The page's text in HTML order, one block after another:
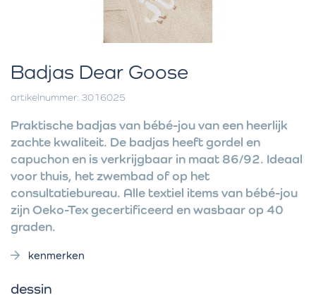
Badjas Dear Goose
artikelnummer: 3016025
Praktische badjas van bébé-jou van een heerlijk
zachte kwaliteit. De badjas heeft gordel en
capuchon en is verkrijgbaar in maat 86/92. Ideaal
voor thuis, het zwembad of op het
consultatiebureau. Alle textiel items van bébé-jou
zijn Oeko-Tex gecertificeerd en wasbaar op 40
graden.
kenmerken
dessin